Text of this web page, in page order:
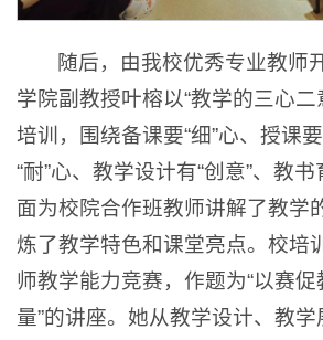
随后，由我校优秀专业教师
学院副教授叶榕以“教学的三心二
培训，围绕备课要“细”心、授课
“耐”心、教学设计有“创意”、教书
面为校院合作班教师讲解了教学
炼了教学特色和课堂亮点。校培
师教学能力竞赛，作题为“以赛
量”的讲座。她从教学设计、教